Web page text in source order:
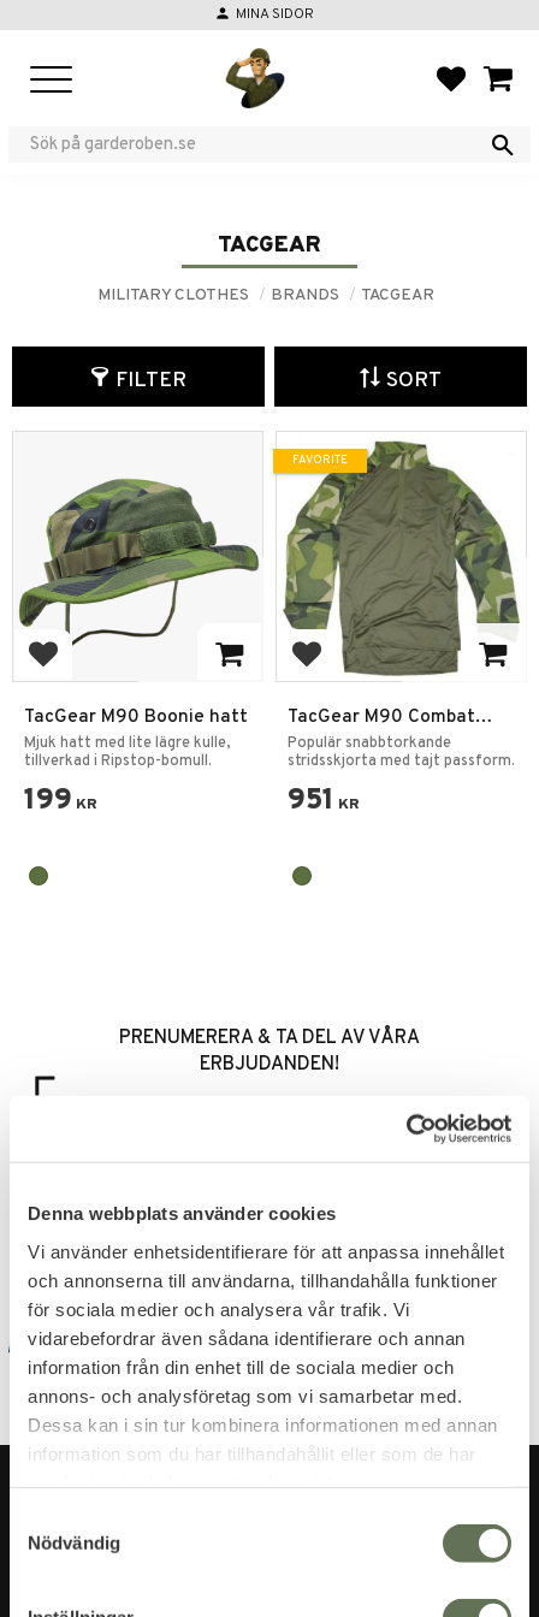
Denna webbplats använder cookies
Vi använder enhetsidentifierare för att anpassa innehållet
och annonserna till användarna, tillhandahålla funktioner
för sociala medier och analysera vår trafik. Vi
vidarebefordrar även sådana identifierare och annan
information från din enhet till de sociala medier och
annons- och analysföretag som vi samarbetar med.
Dessa kan i sin tur kombinera informationen med annan
information som du har tillhandahållit eller som de har
Nödvändig
person MINA SIDOR
TACGEAR
MILITARY CLOTHES BRANDS TACGEAR
FILTER SORT
Add to favorites
TacGear M90 Boonie hatt
Mjuk hatt med lite lägre kulle,
tillverkad i Ripstop-bomull.
199 KR
Add to favorites
TacGear M90 Combat
Shirt CoolMax
Populär snabbtorkande
stridsskjorta med tajt passform.
951 KR
FAVORITE
PRENUMERERA & TA DEL AV VÅRA
ERBJUDANDEN!
integritetspolicy.